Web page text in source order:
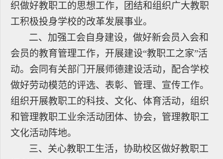
织做好教职工的思想工作，团结和组织广大教职
工积极投身学校的改革发展事业。
二、加强工会自身建设，做好新会员入会和
会员的教育管理工作，开展建设“教职工之家”活
动。会同有关部门开展师德建设活动，配合学校
做好劳动模范的评选、表彰、管理、宣传工作。
组织开展教职工的科技、文化、体育活动，组织
和管理教职工业余活动团体、协会，管理教职工
文化活动阵地。
三、关心教职工生活，协助校区做好教职工